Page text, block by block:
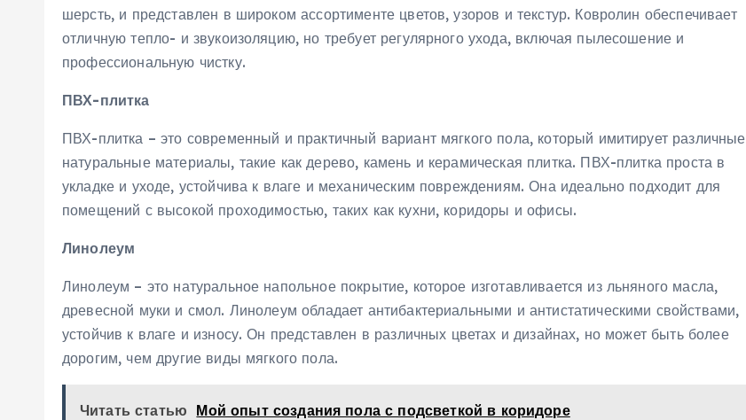
шерсть, и представлен в широком ассортименте цветов, узоров и текстур. Ковролин обеспечивает
отличную тепло- и звукоизоляцию, но требует регулярного ухода, включая пылесошение и
профессиональную чистку.
ПВХ-плитка
ПВХ-плитка – это современный и практичный вариант мягкого пола, который имитирует различные
натуральные материалы, такие как дерево, камень и керамическая плитка. ПВХ-плитка проста в
укладке и уходе, устойчива к влаге и механическим повреждениям. Она идеально подходит для
помещений с высокой проходимостью, таких как кухни, коридоры и офисы.
Линолеум
Линолеум – это натуральное напольное покрытие, которое изготавливается из льняного масла,
древесной муки и смол. Линолеум обладает антибактериальными и антистатическими свойствами,
устойчив к влаге и износу. Он представлен в различных цветах и дизайнах, но может быть более
дорогим, чем другие виды мягкого пола.
Читать статью Мой опыт создания пола с подсветкой в коридоре